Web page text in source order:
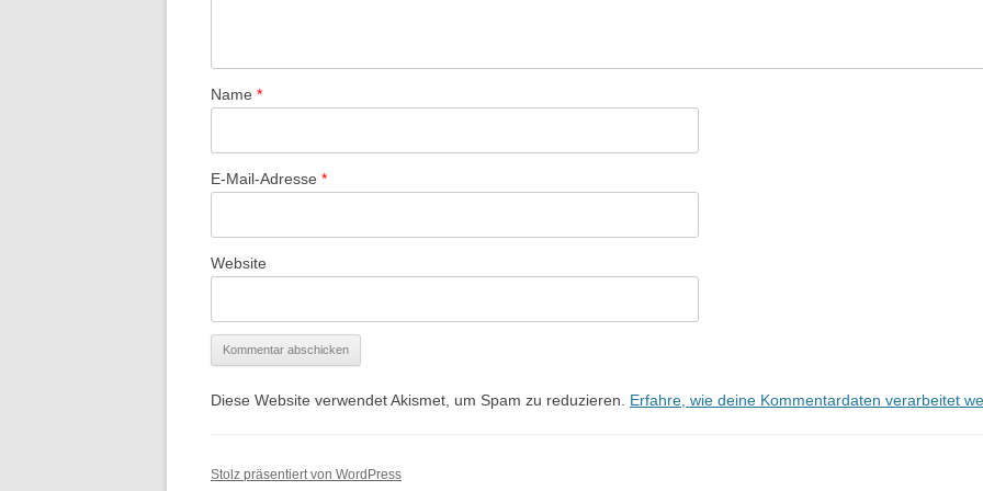
Name *
E-Mail-Adresse *
Website
Diese Website verwendet Akismet, um Spam zu reduzieren. Erfahre, wie deine Kommentardaten verarbeitet
Stolz präsentiert von WordPress